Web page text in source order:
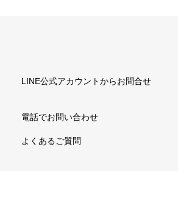
LINE公式アカウントからお問合せ
電話でお問い合わせ
よくあるご質問